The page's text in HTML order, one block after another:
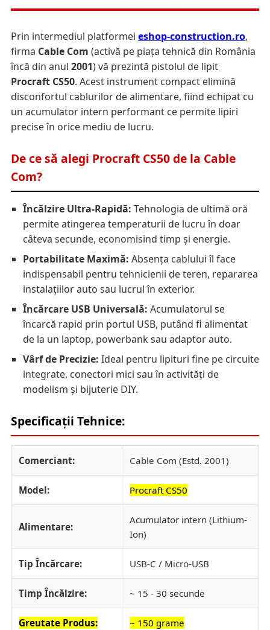
Prin intermediul platformei eshop-construction.ro,
firma Cable Com (activă pe piața tehnică din România
încă din anul 2001) vă prezintă pistolul de lipit
Procraft CS50. Acest instrument compact elimină
disconfortul cablurilor de alimentare, fiind echipat cu
un acumulator intern performant ce permite lipiri
precise în orice mediu de lucru.
De ce să alegi Procraft CS50 de la Cable
Com?
Încălzire Ultra-Rapidă: Tehnologia de ultimă oră
permite atingerea temperaturii de lucru în doar
câteva secunde, economisind timp și energie.
Portabilitate Maximă: Absența cablului îl face
indispensabil pentru tehnicienii de teren, repararea
instalațiilor auto sau lucrul în exterior.
Încărcare USB Universală: Acumulatorul se
încarcă rapid prin portul USB, putând fi alimentat
de la un laptop, powerbank sau adaptor auto.
Vârf de Precizie: Ideal pentru lipituri fine pe circuite
integrate, conectori mici sau în activități de
modelism și bijuterie DIY.
Specificații Tehnice:
Comerciant: Cable Com (Estd. 2001)
Model: Procraft CS50
Alimentare:
Acumulator intern (Lithium-
Ion)
Tip Încărcare: USB-C / Micro-USB
Timp Încălzire: ~ 15 - 30 secunde
Greutate Produs: ~ 150 grame